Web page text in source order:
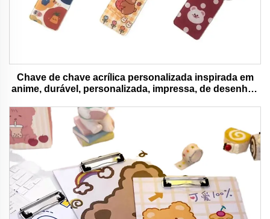
Chave de chave acrílica personalizada inspirada em
anime, durável, personalizada, impressa, de desenhos